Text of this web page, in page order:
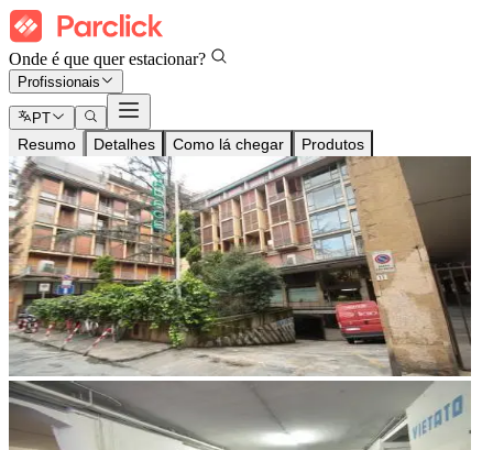
Onde é que quer estacionar?
Profissionais
PT
Resumo Detalhes Como lá chegar Produtos